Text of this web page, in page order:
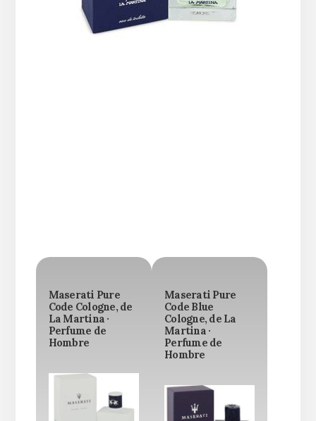
Maserati Pure
Code Cologne, de
La Martina ·
Perfume de
Hombre
Maserati Pure
Code Blue
Cologne, de La
Martina ·
Perfume de
Hombre